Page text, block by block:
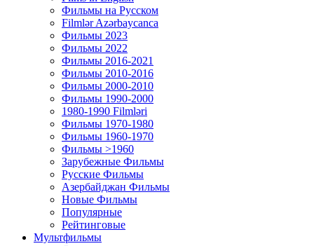
Фильмы на Русском
Filmlər Azərbaycanca
Фильмы 2023
Фильмы 2022
Фильмы 2016-2021
Фильмы 2010-2016
Фильмы 2000-2010
Фильмы 1990-2000
1980-1990 Filmləri
Фильмы 1970-1980
Фильмы 1960-1970
Фильмы >1960
Зарубежные Фильмы
Русские Фильмы
Азербайджан Фильмы
Новые Фильмы
Популярные
Рейтинговые
Мультфильмы